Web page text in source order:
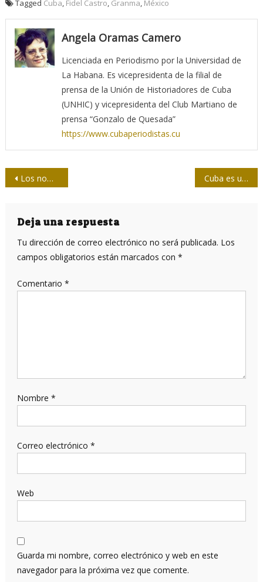
Tagged Cuba Fidel Castro Granma México
Angela Oramas Camero
Licenciada en Periodismo por la Universidad de
La Habana. Es vicepresidenta de la filial de
prensa de la Unión de Historiadores de Cuba
(UNHIC) y vicepresidenta del Club Martiano de
prensa “Gonzalo de Quesada”
https://www.cubaperiodistas.cu
Navegación
entradas
Los nombres en el béisbol Cuba es una democracia
Deja una respuesta
Tu dirección de correo electrónico no será publicada. Los
campos obligatorios están marcados con *
Comentario *
Nombre *
Correo electrónico *
Web
Guarda mi nombre, correo electrónico y web en este
navegador para la próxima vez que comente.